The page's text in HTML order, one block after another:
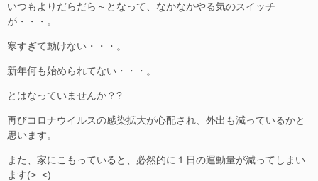
いつもよりだらだら～となって、なかなかやる気のスイッチ
が・・・。
寒すぎて動けない・・・。
新年何も始められてない・・・。
とはなっていませんか？?
再びコロナウイルスの感染拡大が心配され、外出も減っているかと
思います。
また、家にこもっていると、必然的に１日の運動量が減ってしまい
ます(>_<)